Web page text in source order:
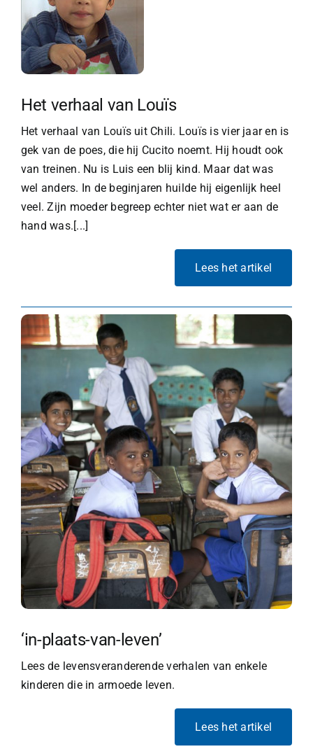
​Het verhaal van Louïs
Het verhaal van Louïs uit Chili. Louïs is vier jaar en is
gek van de poes, die hij Cucito noemt. Hij houdt ook
van treinen. Nu is Luis een blij kind. Maar dat was
wel anders. In de beginjaren huilde hij eigenlijk heel
veel. Zijn moeder begreep echter niet wat er aan de
hand was.[...]
Lees het artikel
‘in-plaats-van-leven’
Lees de levensveranderende verhalen van enkele
kinderen die in armoede leven.
Lees het artikel